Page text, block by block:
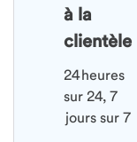
à la
clientèle
24 heures
sur 24, 7
jours sur 7